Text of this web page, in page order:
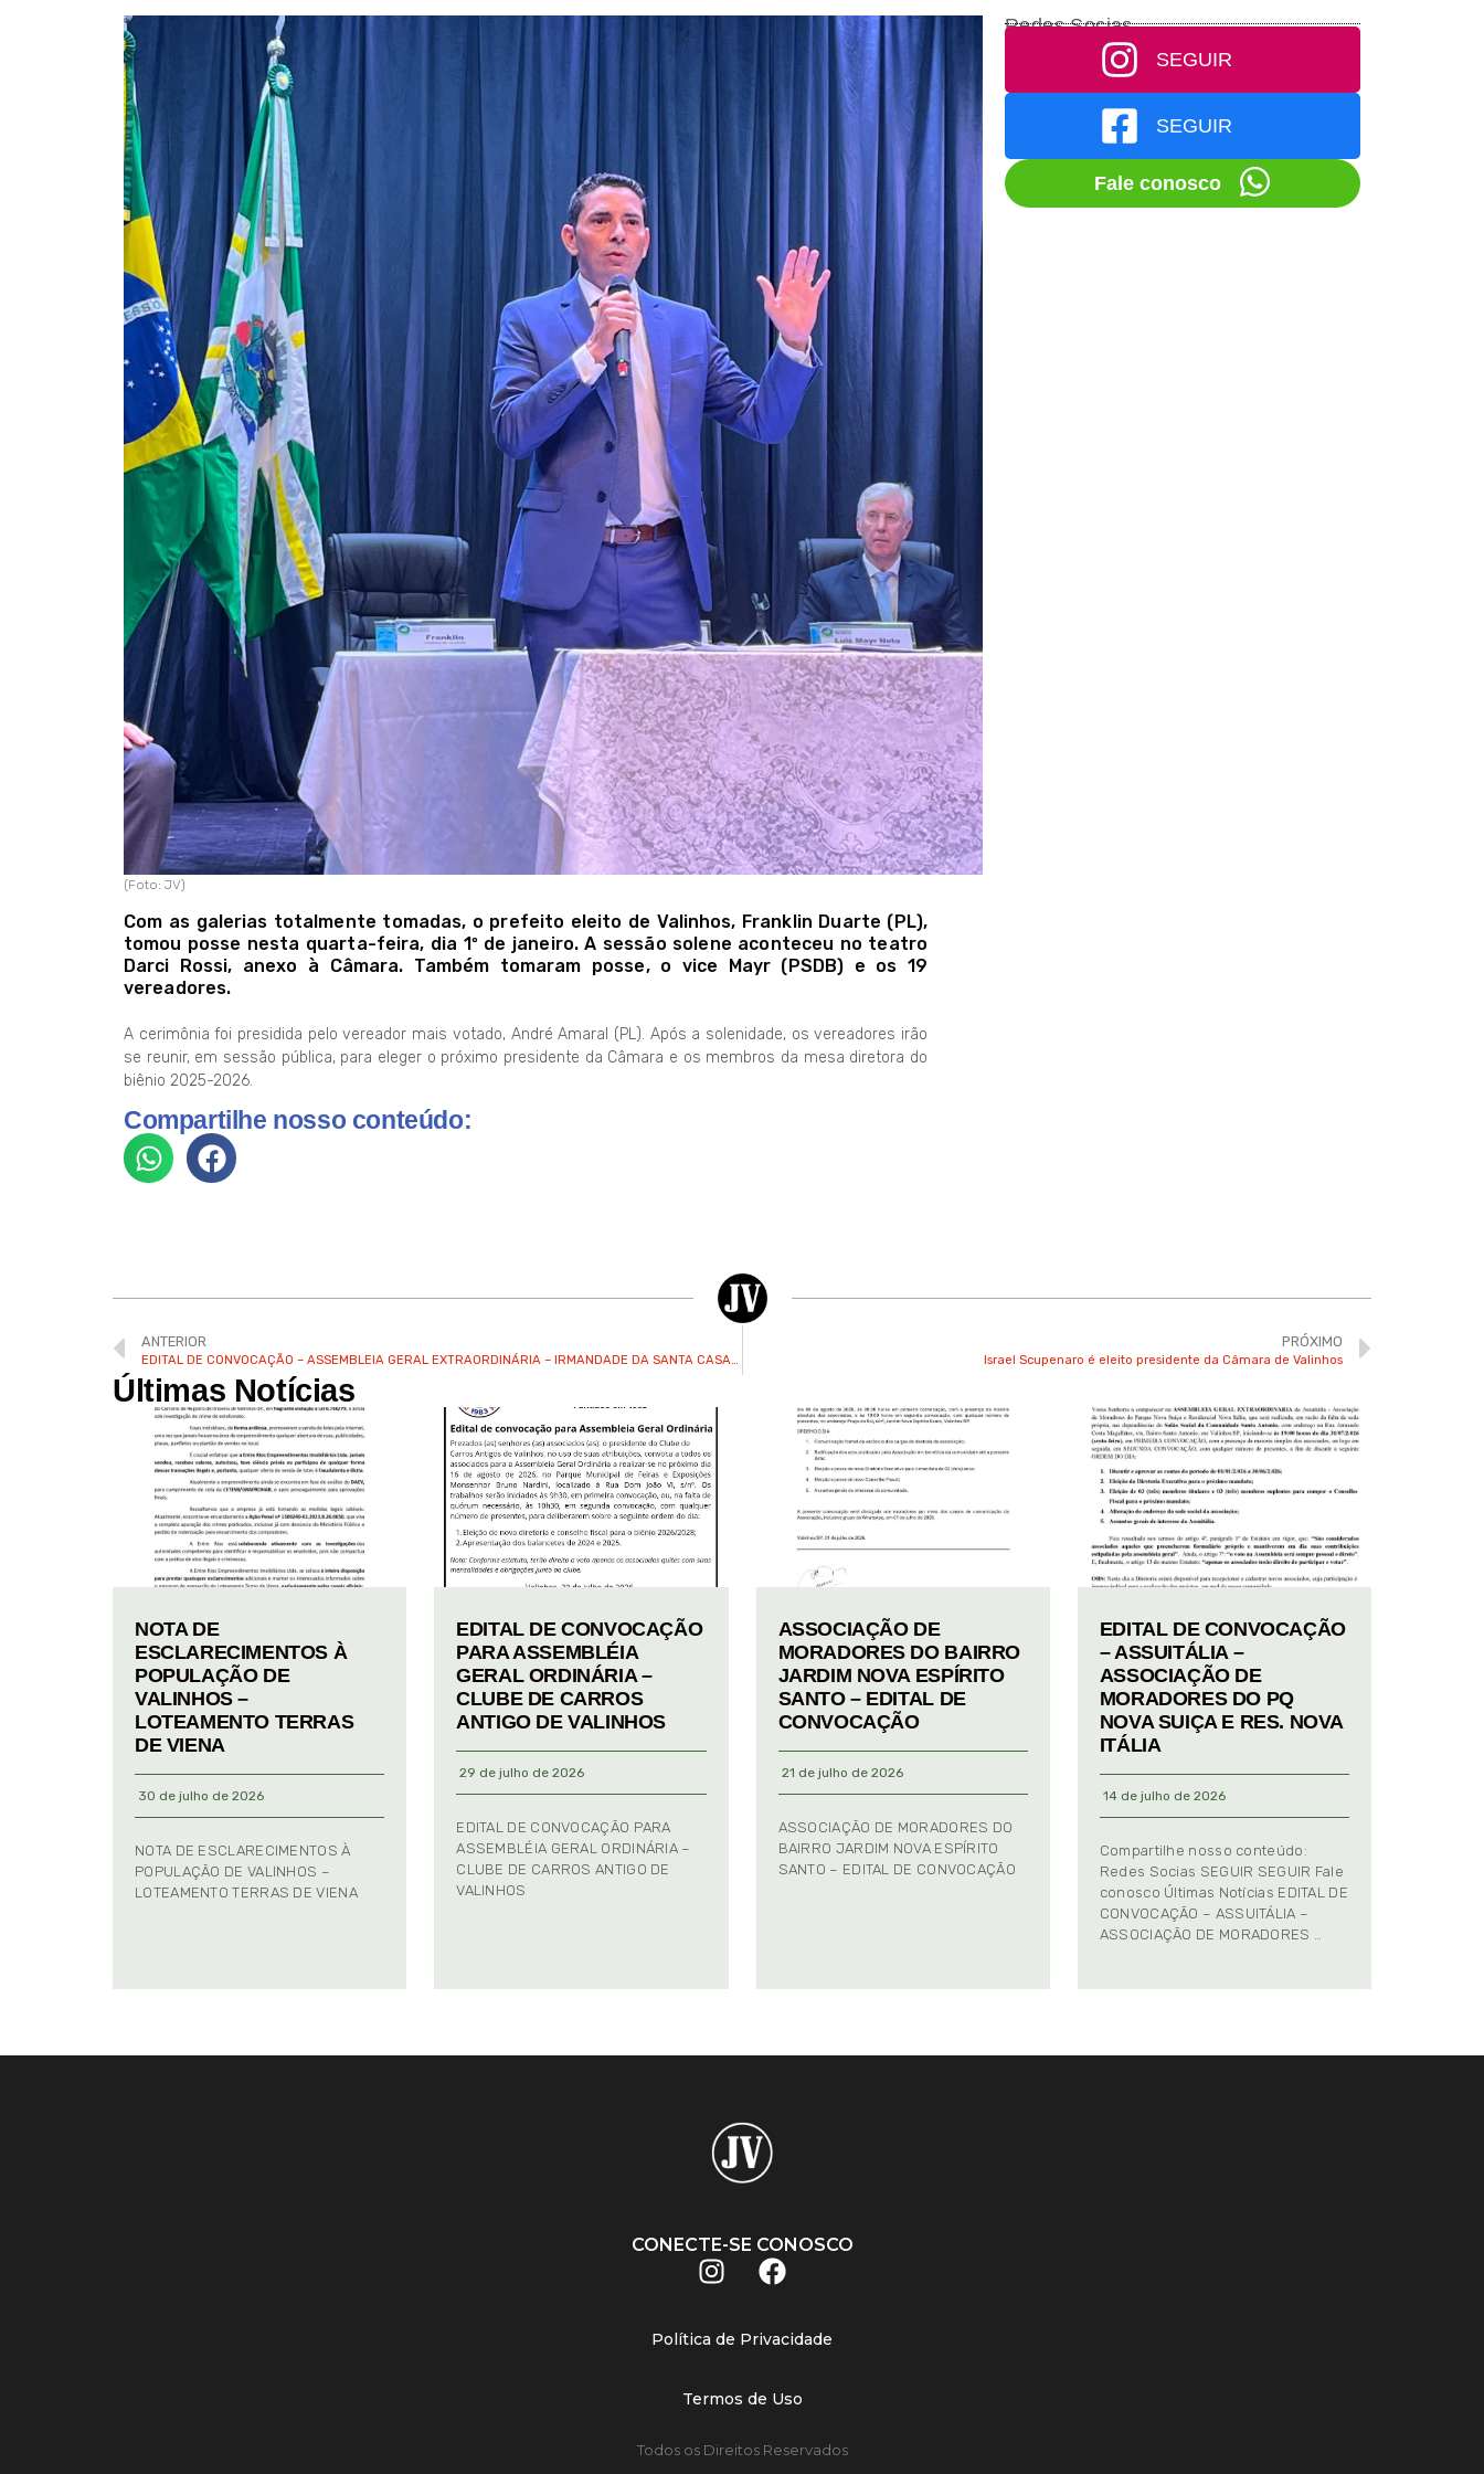
(Foto: JV)
Com as galerias totalmente tomadas, o prefeito eleito de Valinhos, Franklin Duarte (PL),
tomou posse nesta quarta-feira, dia 1º de janeiro. A sessão solene aconteceu no teatro
Darci Rossi, anexo à Câmara. Também tomaram posse, o vice Mayr (PSDB) e os 19
vereadores.
A cerimônia foi presidida pelo vereador mais votado, André Amaral (PL). Após a solenidade, os vereadores irão
se reunir, em sessão pública, para eleger o próximo presidente da Câmara e os membros da mesa diretora do
biênio 2025-2026.
Compartilhe nosso conteúdo:
Redes Socias
SEGUIR
SEGUIR
Fale conosco
ANTERIOR
EDITAL DE CONVOCAÇÃO – ASSEMBLEIA GERAL EXTRAORDINÁRIA – IRMANDADE DA SANTA CASA DE MISERICORDIA DE VALINHOS
PRÓXIMO
Israel Scupenaro é eleito presidente da Câmara de Valinhos
Últimas Notícias
NOTA DE
ESCLARECIMENTOS À
POPULAÇÃO DE
VALINHOS –
LOTEAMENTO TERRAS
DE VIENA
30 de julho de 2026
NOTA DE ESCLARECIMENTOS À
POPULAÇÃO DE VALINHOS –
LOTEAMENTO TERRAS DE VIENA
EDITAL DE CONVOCAÇÃO
PARA ASSEMBLÉIA
GERAL ORDINÁRIA –
CLUBE DE CARROS
ANTIGO DE VALINHOS
29 de julho de 2026
EDITAL DE CONVOCAÇÃO PARA
ASSEMBLÉIA GERAL ORDINÁRIA –
CLUBE DE CARROS ANTIGO DE
VALINHOS
ASSOCIAÇÃO DE
MORADORES DO BAIRRO
JARDIM NOVA ESPÍRITO
SANTO – EDITAL DE
CONVOCAÇÃO
21 de julho de 2026
ASSOCIAÇÃO DE MORADORES DO
BAIRRO JARDIM NOVA ESPÍRITO
SANTO – EDITAL DE CONVOCAÇÃO
EDITAL DE CONVOCAÇÃO
– ASSUITÁLIA –
ASSOCIAÇÃO DE
MORADORES DO PQ
NOVA SUIÇA E RES. NOVA
ITÁLIA
14 de julho de 2026
Compartilhe nosso conteúdo:
Redes Socias SEGUIR SEGUIR Fale
conosco Últimas Notícias EDITAL DE
CONVOCAÇÃO – ASSUITÁLIA –
ASSOCIAÇÃO DE MORADORES …
CONECTE-SE CONOSCO
Política de Privacidade
Termos de Uso
Todos os Direitos Reservados